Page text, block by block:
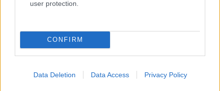
user protection.
CONFIRM
Data Deletion Data Access Privacy Policy
HÍRLEVÉL